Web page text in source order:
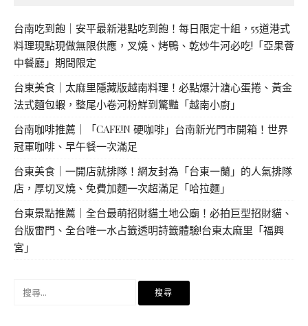
台南吃到飽｜安平最新港點吃到飽！每日限定十組，55道港式
料理現點現做無限供應，叉燒、烤鴨、乾炒牛河必吃!「亞果薈
中餐廳」期間限定
台東美食｜太麻里隱藏版越南料理！必點爆汁溏心蛋捲、黃金
法式麵包蝦，整尾小卷河粉鮮到驚豔「越南小廚」
台南咖啡推薦｜「CAFE!N 硬咖啡」台南新光門市開箱！世界
冠軍咖啡、早午餐一次滿足
台東美食｜一開店就排隊！網友封為「台東一蘭」的人氣排隊
店，厚切叉燒、免費加麵一次超滿足「哈拉麵」
台東景點推薦｜全台最萌招財貓土地公廟！必拍巨型招財貓、
台版雷門、全台唯一水占籤透明詩籤體驗!台東太麻里「福興
宮」